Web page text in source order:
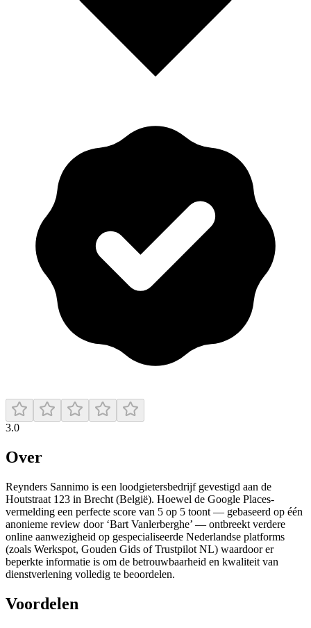
3.0
Over
Reynders Sannimo is een loodgietersbedrijf gevestigd aan de
Houtstraat 123 in Brecht (België). Hoewel de Google Places-
vermelding een perfecte score van 5 op 5 toont — gebaseerd op één
anonieme review door ‘Bart Vanlerberghe’ — ontbreekt verdere
online aanwezigheid op gespecialiseerde Nederlandse platforms
(zoals Werkspot, Gouden Gids of Trustpilot NL) waardoor er
beperkte informatie is om de betrouwbaarheid en kwaliteit van
dienstverlening volledig te beoordelen.
Voordelen